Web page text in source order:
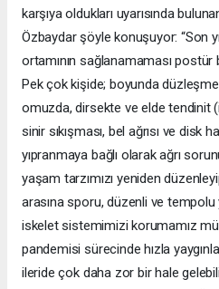
karşıya oldukları uyarısında
Özbaydar şöyle konuşuyor: “Son
ortamının sağlanamaması postür
Pek çok kişide; boyunda
omuzda, dirsekte ve elde tendinit
sinir sıkışması, bel ağrısı ve disk
yıpranmaya bağlı olarak ağrı
yaşam tarzımızı yeniden
arasına sporu, düzenli ve
iskelet sistemimizi korumamız
pandemisi sürecinde hızla
ileride çok daha zor bir hale